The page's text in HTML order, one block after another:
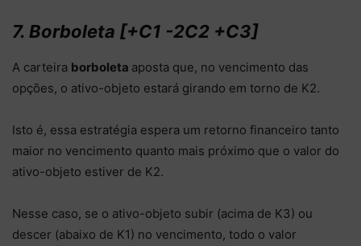
7. Borboleta [+C1 -2C2 +C3]
A carteira borboleta aposta que, no vencimento das
opções, o ativo-objeto estará girando em torno de K2.
Isto é, essa estratégia espera um retorno financeiro tanto
maior no vencimento quanto mais próximo que o valor do
ativo-objeto estiver de K2.
Nesse caso, se o ativo-objeto subir (acima de K3) ou
descer (abaixo de K1) no vencimento, todo o valor